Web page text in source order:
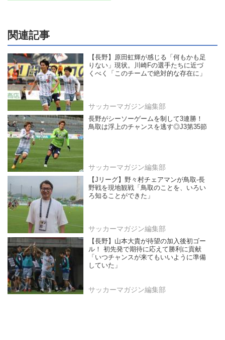
関連記事
【長野】原田虹輝が感じる「何もかも足
りない」現状。川崎Fの選手たちに近づ
くべく「このチームで絶対的な存在に」
サッカーマガジン編集部
長野がシーソーゲームを制して3連勝！
鳥取は浮上のチャンスを逃す◎J3第35節
サッカーマガジン編集部
【Jリーグ】野々村チェアマンが鳥取-長
野戦を現地観戦「鳥取のことを、いろい
ろ知ることができた」
サッカーマガジン編集部
【長野】山本大貴が待望の加入後初ゴー
ル！ 初先発で期待に応えて勝利に貢献
「いつチャンスが来てもいいように準備
していた」
サッカーマガジン編集部